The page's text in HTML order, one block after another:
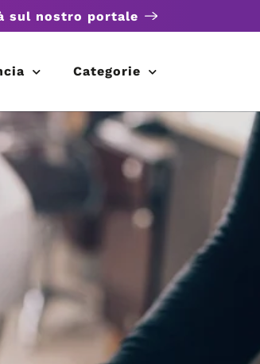
sul nostro portale
Categorie